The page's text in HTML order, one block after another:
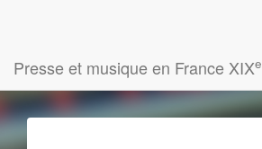
Presse et musique en France XIXe